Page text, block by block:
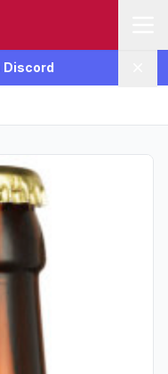
Discord